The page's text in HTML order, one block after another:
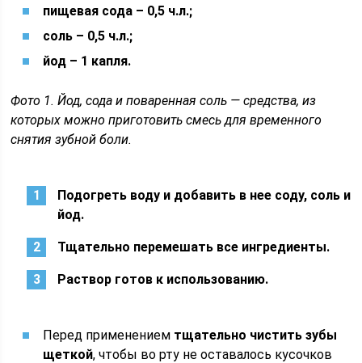
пищевая сода – 0,5 ч.л.;
соль – 0,5 ч.л.;
йод – 1 капля.
Фото 1. Йод, сода и поваренная соль — средства, из
которых можно приготовить смесь для временного
снятия зубной боли.
Подогреть воду и добавить в нее соду, соль и
йод.
Тщательно перемешать все ингредиенты.
Раствор готов к использованию.
Перед применением тщательно чистить зубы
щеткой, чтобы во рту не оставалось кусочков